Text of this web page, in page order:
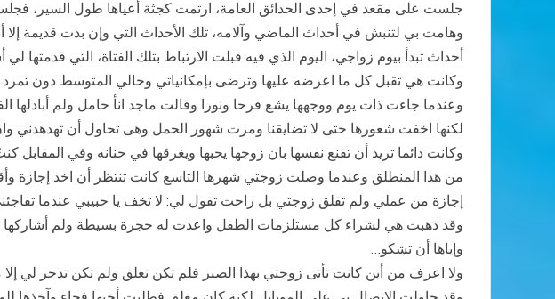
جلست على مقعد في إحدى الحدائق العامة، ارتمت كجثة أعياها طول
وهامت بي لتنبش في أحداث الماضي وآلامه، تلك الأحداث التي وإن بدت قديمة إلا
أحداث تبدأ بيوم زواجي، اليوم الذي فيه قبلت الارتباط بتلك الفتاة، التي
وكانت هي تقبل كل ما اعرضه عليها وترضى بإمكانياتي وحالي المتوسط دون
وعندما جاءت ذات يوم ووجهها يشع فرحا ونورا وقالت ماجد انأ حامل ولم أبادلها
لكنها اخفت شعورها حتى لا تضايقنا ومرت شهور الحمل وهى تحاول أن تهدهدني
وكانت دائما تريد أن تقنع نفسها بان زوجها يحبها ويغرقها في حنانه وفي
من هذا المنطلق وعندما وصلت زوجتي شهرها التاسع كانت تنتظر أن اخذ إجازة
إجازة من عملي ولم تقلق زوجتي بل راحت تقول لي: لا تخف يا حبيبي عندما
وقد ذهبت هي لشراء كل مستلزمات الطفل واعدت له حجرة بسيطة ولم أشاركها
وإياها أن تشكو…
ولا اعرف من أين كانت تأتى زوجتي بهذا الصبر فلم تكن تعلق ولم تكن تدخر لي